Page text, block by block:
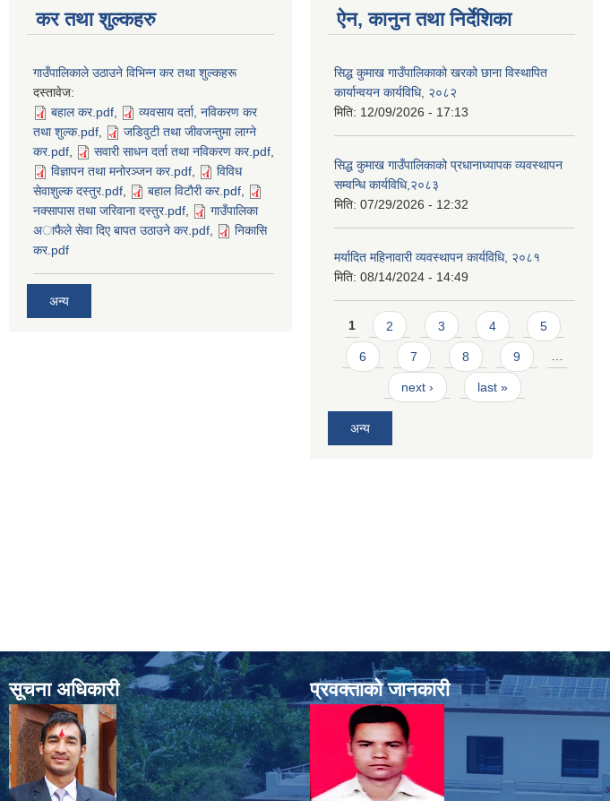
कर तथा शुल्कहरु
गाउँपालिकाले उठाउने विभिन्न कर तथा शुल्कहरू
दस्तावेज:
बहाल कर.pdf
व्यवसाय दर्ता, नविकरण कर
तथा शुल्क.pdf
जडिवुटी तथा जीवजन्तुमा लाग्ने
कर.pdf
सवारी साधन दर्ता तथा नविकरण कर.pdf
विज्ञापन तथा मनोरञ्जन कर.pdf
विविध
सेवाशुल्क दस्तुर.pdf
बहाल विटाैरी कर.pdf
नक्सापास तथा जरिवाना दस्तुर.pdf
गाउँपालिका
अाफैले सेवा दिए बापत उठाउने कर.pdf
निकासि
कर.pdf
अन्य
ऐन, कानुन तथा निर्देशिका
सिद्ध कुमाख गाउँपालिकाको खरको छाना विस्थापित
कार्यान्वयन कार्यविधि, २०८२
मिति: 12/09/2026 - 17:13
सिद्ध कुमाख गाउँपालिकाको प्रधानाध्यापक व्यवस्थापन
सम्वन्धि कार्यविधि,२०८३
मिति: 07/29/2026 - 12:32
मर्यादित महिनावारी व्यवस्थापन कार्यविधि, २०८१
मिति: 08/14/2024 - 14:49
Pages
1 2 3 4 5
6 7 8 9 …
next › last »
अन्य
सूचना अधिकारी प्रवक्ताको जानकारी